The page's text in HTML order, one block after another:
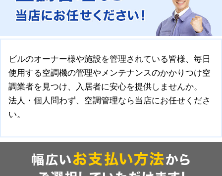
ビルのオーナー様や施設を管理されている皆様、毎日
使用する空調機の管理やメンテナンスのかかりつけ空
調業者を見つけ、入居者に安心を提供しませんか。
法人・個人問わず、空調管理なら当店にお任せくださ
い。